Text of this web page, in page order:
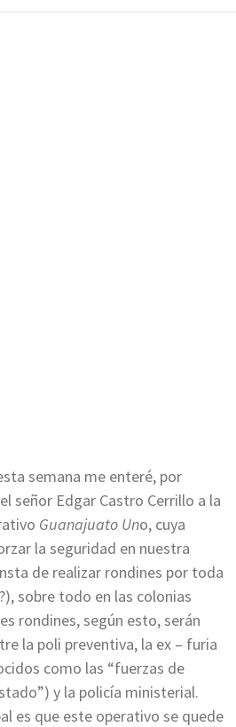
semana me enteré, por
señor Edgar Castro Cerrillo a la
Guanajuato Uno, cuya
la seguridad en nuestra
de realizar rondines por toda
sobre todo en las colonias
rondines, según esto, serán
la poli preventiva, la ex – furia
como las “fuerzas de
y la policía ministerial.
es que este operativo se quede